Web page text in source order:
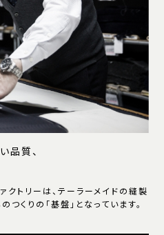
品質、
トリーは、テーラーメイドの縫製
つくりの「基盤」となっています。